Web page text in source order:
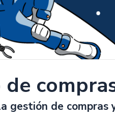
de
gestión de